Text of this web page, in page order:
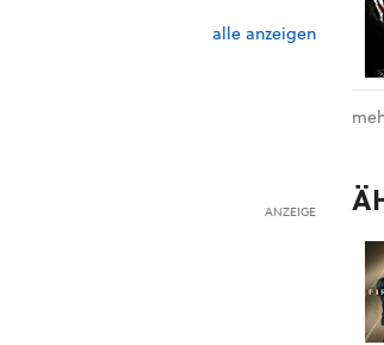
GameStar, GamePro und MeinMMO.
Perspektiven, neue Einblicke, neues
die sie entwickeln und spielen,
Falls ihr Themenwünsche habt,
alle anzeigen
ANZEIGE